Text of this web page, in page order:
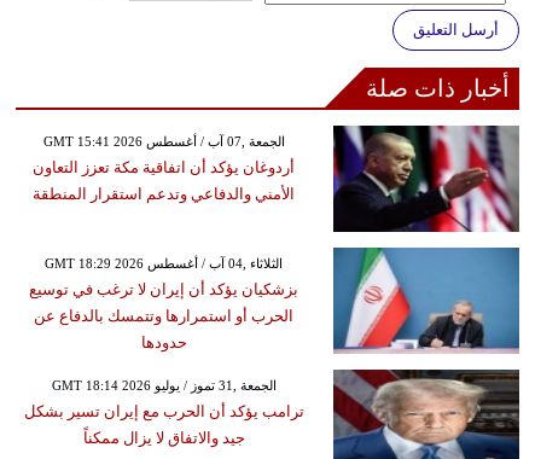
أرسل التعليق
أخبار ذات صلة
GMT 15:41 2026 الجمعة ,07 آب / أغسطس
أردوغان يؤكد أن اتفاقية مكة تعزز التعاون
الأمني والدفاعي وتدعم استقرار المنطقة
GMT 18:29 2026 الثلاثاء ,04 آب / أغسطس
بزشكيان يؤكد أن إيران لا ترغب في توسيع
الحرب أو استمرارها وتتمسك بالدفاع عن
حدودها
GMT 18:14 2026 الجمعة ,31 تموز / يوليو
ترامب يؤكد أن الحرب مع إيران تسير بشكل
جيد والاتفاق لا يزال ممكناً